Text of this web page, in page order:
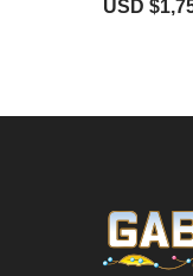
USD $